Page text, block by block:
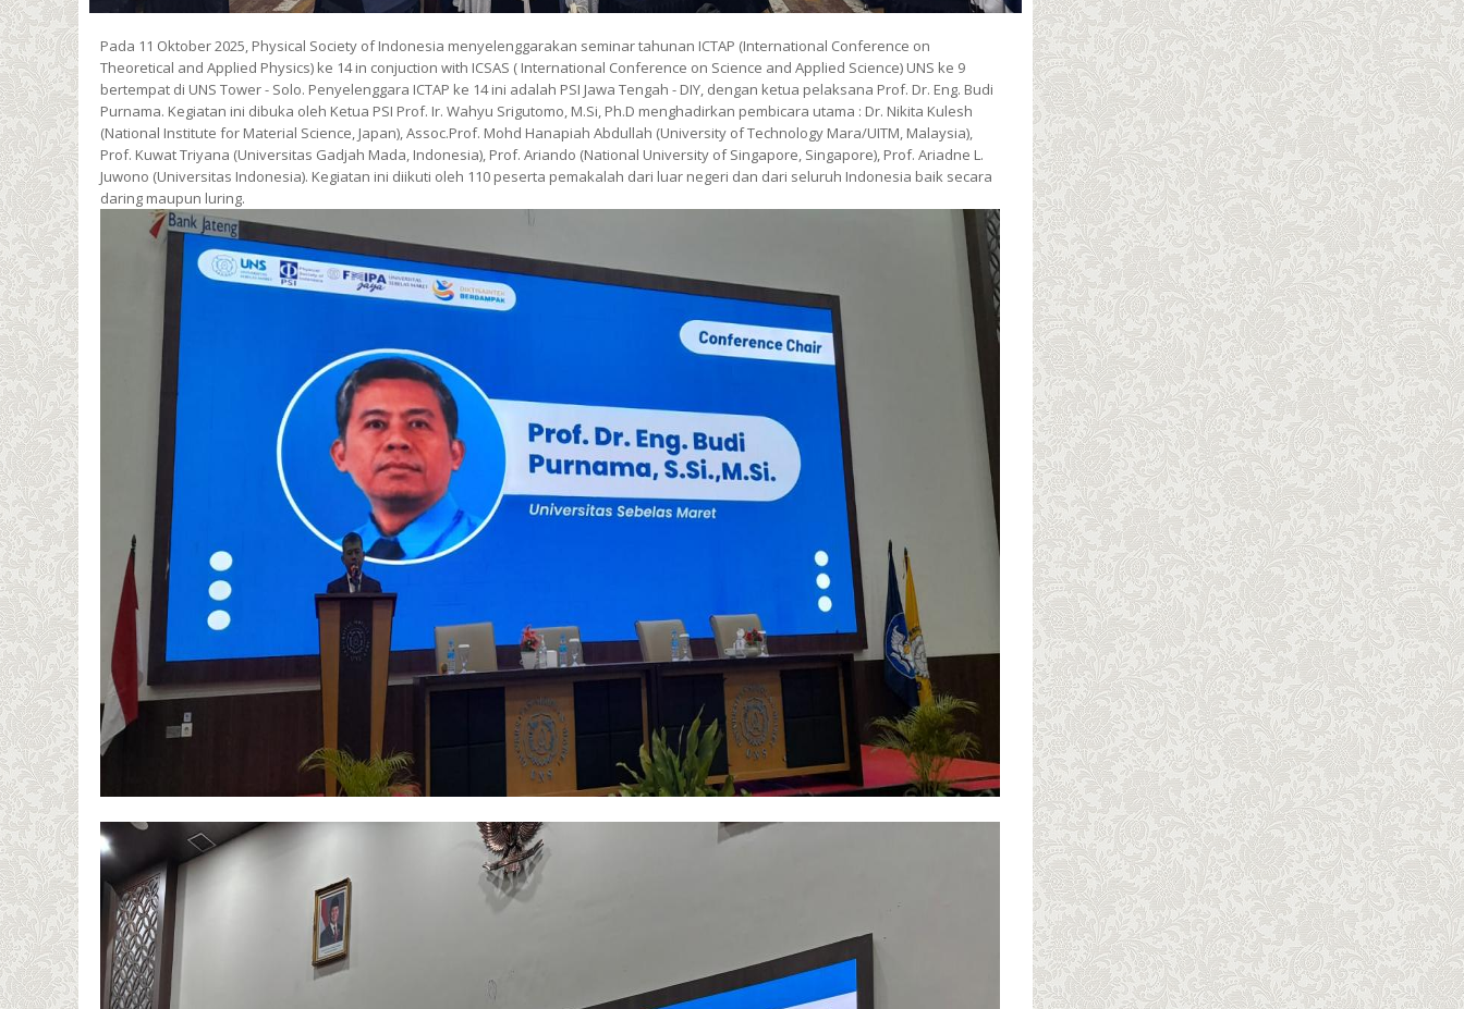
Pada 11 Oktober 2025, Physical Society of Indonesia menyelenggarakan seminar tahunan ICTAP (International Conference on
Theoretical and Applied Physics) ke 14 in conjuction with ICSAS ( International Conference on Science and Applied Science) UNS ke 9
bertempat di UNS Tower - Solo. Penyelenggara ICTAP ke 14 ini adalah PSI Jawa Tengah - DIY, dengan ketua pelaksana Prof. Dr. Eng. Budi
Purnama. Kegiatan ini dibuka oleh Ketua PSI Prof. Ir. Wahyu Srigutomo, M.Si, Ph.D menghadirkan pembicara utama : Dr. Nikita Kulesh
(National Institute for Material Science, Japan), Assoc.Prof. Mohd Hanapiah Abdullah (University of Technology Mara/UITM, Malaysia),
Prof. Kuwat Triyana (Universitas Gadjah Mada, Indonesia), Prof. Ariando (National University of Singapore, Singapore), Prof. Ariadne L.
Juwono (Universitas Indonesia). Kegiatan ini diikuti oleh 110 peserta pemakalah dari luar negeri dan dari seluruh Indonesia baik secara
daring maupun luring.